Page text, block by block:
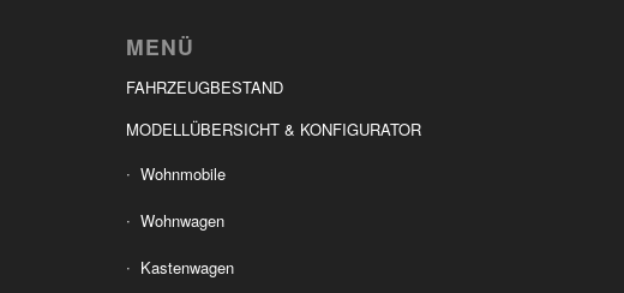
MENÜ
FAHRZEUGBESTAND
MODELLÜBERSICHT & KONFIGURATOR
Wohnmobile
Wohnwagen
Kastenwagen